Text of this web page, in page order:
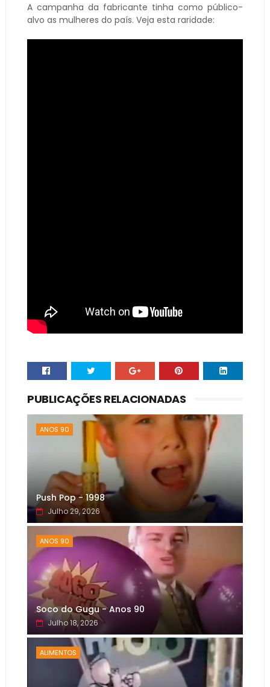
A campanha da fabricante tinha como público-
alvo as mulheres do país. Veja esta raridade:
PUBLICAÇÕES RELACIONADAS
ANOS 90
Push Pop - 1998
Julho 29, 2026
ANOS 90
Soco do Gugu - Anos 90
Julho 18, 2026
ALIMENTOS